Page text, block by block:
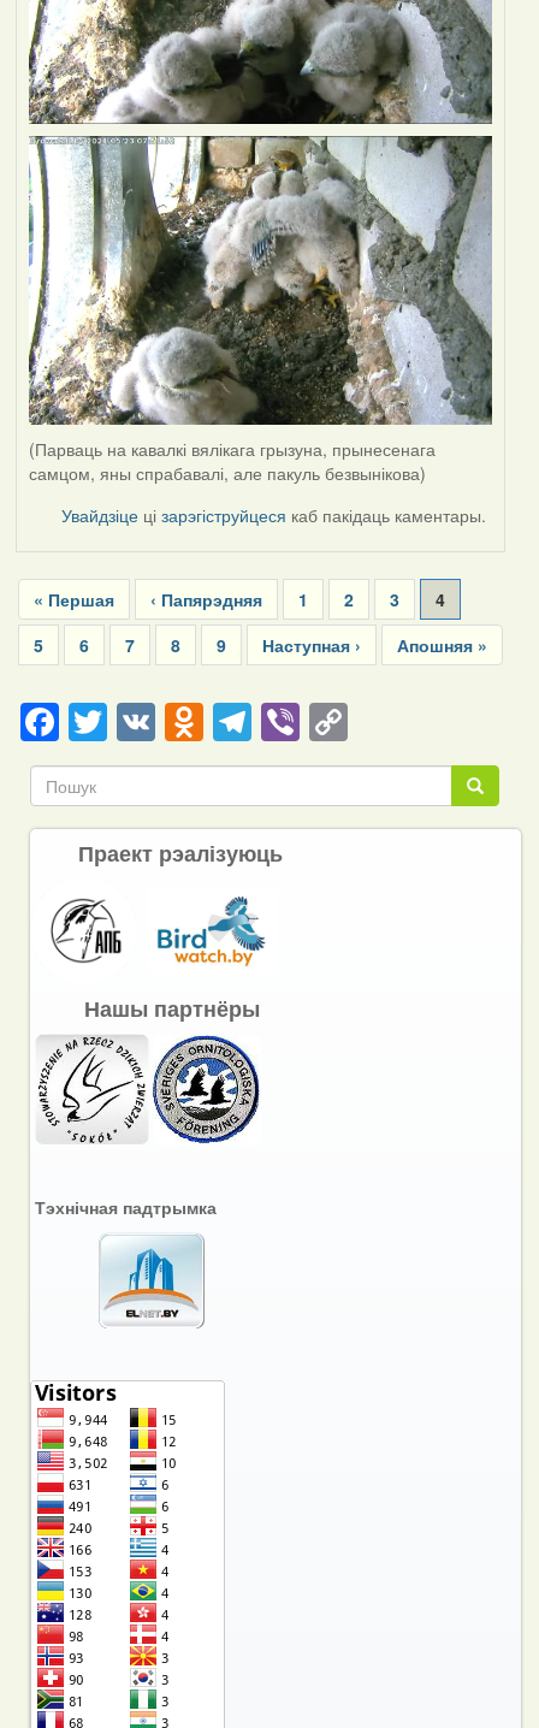
(Парваць на кавалкі вялікага грызуна, прынесенага
самцом, яны спрабавалі, але пакуль безвынікова)
Увайдзіце цізарэгіструйцеся каб пакідаць каментары.
Pagination
First
page
« Першая
Previous
page
‹ Папярэдняя Page
1 Page
2 Page
3
Current
page
4
Page
5 Page
6 Page
7 Page
8 Page
9
Next
page
Наступная ›
Last
page
Апошняя »
Facebook
Twitter
VKOdnoklassniki
Telegram
ViberCopy
Link Пошук
Пошук
Праект рэалізуюць
Нашы партнёры
Тэхнічная падтрымка